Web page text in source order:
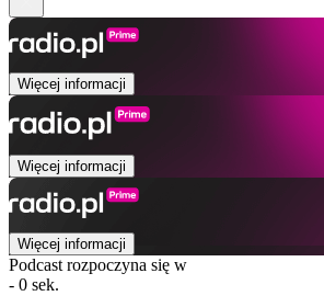
Więcej informacji
Więcej informacji
Więcej informacji
Podcast rozpoczyna się w
- 0 sek.